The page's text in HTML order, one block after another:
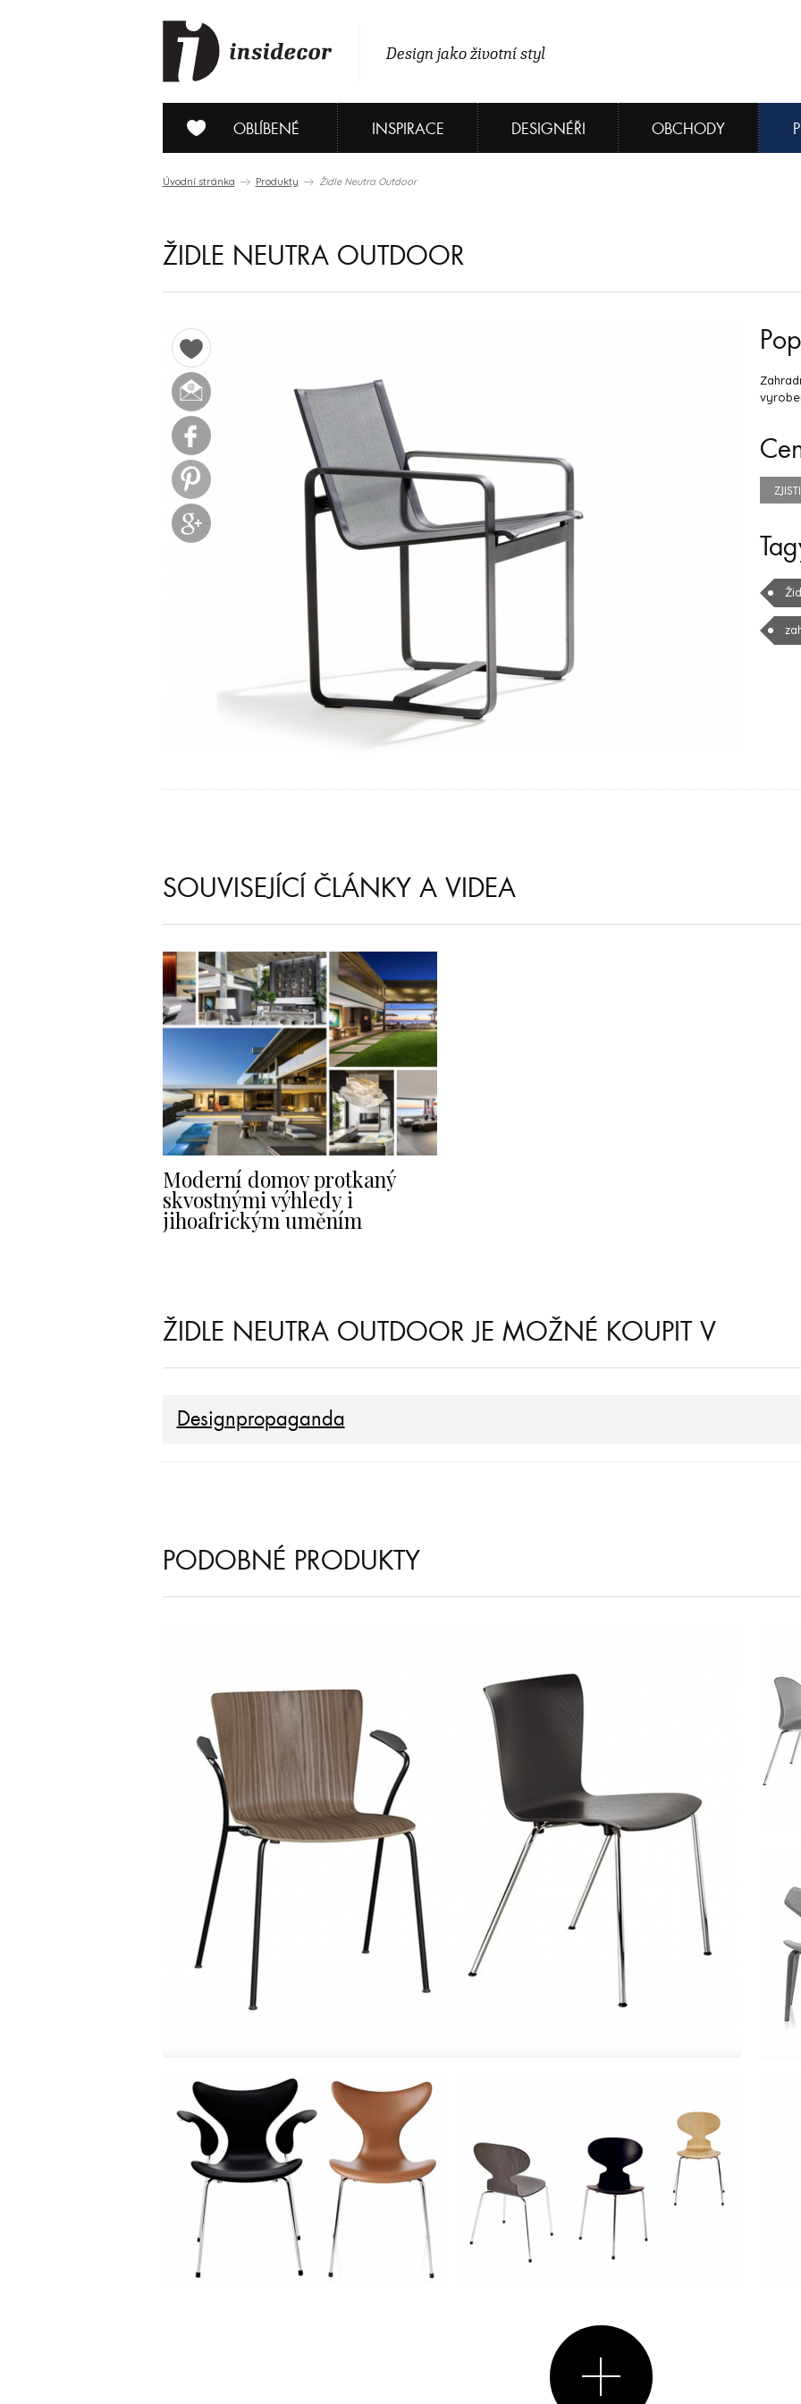
Design jako životní styl
OBLÍBENÉ INSPIRACE DESIGNÉŘI OBCHODY
Úvodní stránka Produkty Židle Neutra Outdoor
ŽIDLE NEUTRA OUTDOOR
SOUVISEJÍCÍ ČLÁNKY A VIDEA
Moderní domov protkaný
skvostnými výhledy i
jihoafrickým uměním
ŽIDLE NEUTRA OUTDOOR JE MOŽNÉ KOUPIT V
Designpropaganda
PODOBNÉ PRODUKTY